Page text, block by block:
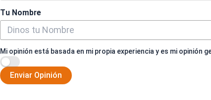
Tu Nombre
Mi opinión está basada en mi propia experiencia y es mi opinión
Enviar Opinión